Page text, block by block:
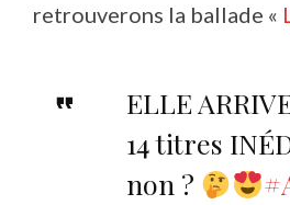
retrouverons la ballade «
ELLE
14 titres
non ?